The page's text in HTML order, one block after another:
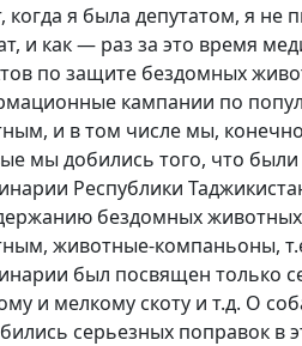
я была депутатом, я не
и как — раз за это время
по защите бездомных
кампании по
и в том числе мы,
мы добились того, что
Республики
бездомных
животные-компаньоны,
был посвящен только
и мелкому скоту и т.д. О
серьезных поправок в